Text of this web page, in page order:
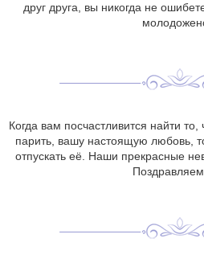
друг друга, вы никогда не
Когда вам посчастливится найти
парить, вашу настоящую любовь,
отпускать её. Наши прекрасные